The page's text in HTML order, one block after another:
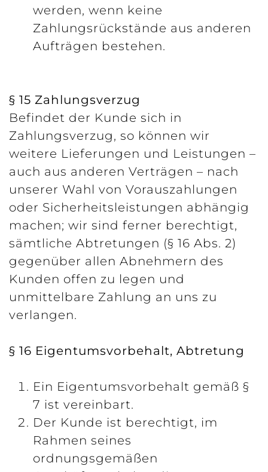
werden, wenn keine
Zahlungsrückstände aus anderen
Aufträgen bestehen.
§ 15 Zahlungsverzug
Befindet der Kunde sich in
Zahlungsverzug, so können wir
weitere Lieferungen und Leistungen –
auch aus anderen Verträgen – nach
unserer Wahl von Vorauszahlungen
oder Sicherheitsleistungen abhängig
machen; wir sind ferner berechtigt,
sämtliche Abtretungen (§ 16 Abs. 2)
gegenüber allen Abnehmern des
Kunden offen zu legen und
unmittelbare Zahlung an uns zu
verlangen.
§ 16 Eigentumsvorbehalt, Abtretung
Ein Eigentumsvorbehalt gemäß §
7 ist vereinbart.
Der Kunde ist berechtigt, im
Rahmen seines
ordnungsgemäßen